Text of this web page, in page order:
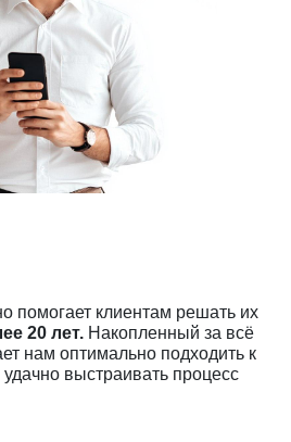
помогает клиентам решать их
20 лет. Накопленный за всё
нам оптимально подходить к
выстраивать процесс